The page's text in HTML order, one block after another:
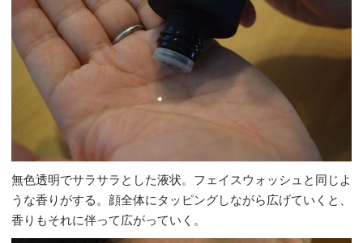
無色透明でサラサラとした液状。フェイスウォッシュと同じよ
うな香りがする。顔全体にタッピングしながら広げていくと、
香りもそれに伴って広がっていく。